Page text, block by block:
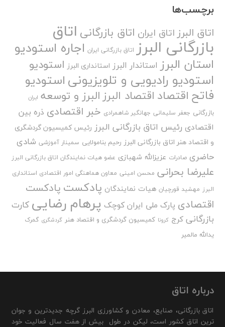
برچسب‌ها
اتاق البرزاتاق ایران اتاق بازرگانی اتاق
بازرگانی البرز اتاق بازرگانی ایران اجاره استودیو
استان البرز استاندار البرز استانداری البرز استودیو
استودیو رادیویی و تلویزیونیاستودیو
فاتح اقتصاد اقتصاد البرزالبرز و توسعه ایران
بازرگانی جعفر سلیمانی جهانگیر شاهمرادی خبر اقتصادی ذره بین
اقتصادی رئیس اتاق بازرگانی البرز رئیس کمیسیون گردشگری
و اقتصاد هنر اتاق بازرگانی البرز رحیم بنامولایی سمینار آموزشی شادی
حاضری صادرات عزیزالله شهبازی عضو هیات نمایندگان اتاق بازرگانی البرز
علیرضا بحرانی محسن امینی معاون هماهنگی امور اقتصادی استانداری
البرز مهشید قورچیان هیات نمایندگان پادکست پادکست
اقتصادی پارک ملی ایران کوچک پرهام رضایی کارت
بازرگانی کرج کرونا کمیسیون گردشگری و اقتصاد هنر گردشگری گمرک
یدالله مالمیر
درباره اتاق
اتاق بازرگانی، صنایع، معادن و کشاورزی البرز گرچه جدیدترین و جوان
ترین اتاق کشور است، لیکن در طول بیش از هفت سال فعالیت خود